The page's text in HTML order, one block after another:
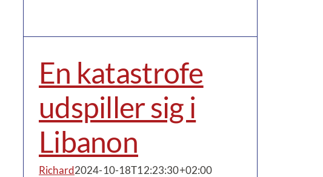
En katastrofe
udspiller sig i
Libanon
Richard2024-10-18T12:23:30+02:00